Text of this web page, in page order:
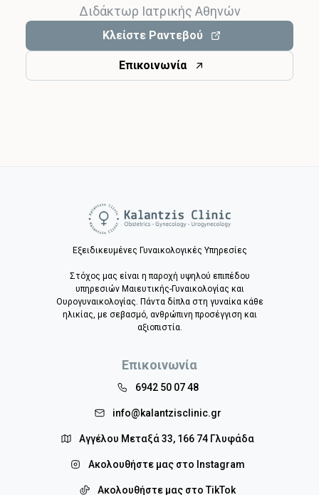
Διδάκτωρ Ιατρικής Αθηνών
Κλείστε Ραντεβού
Επικοινωνία
Εξειδικευμένες Γυναικολογικές Υπηρεσίες
Στόχος μας είναι η παροχή υψηλού επιπέδου
υπηρεσιών Μαιευτικής-Γυναικολογίας και
Ουρογυναικολογίας. Πάντα δίπλα στη γυναίκα κάθε
ηλικίας, με σεβασμό, ανθρώπινη προσέγγιση και
αξιοπιστία.
Επικοινωνία
6942 50 07 48
info@kalantzisclinic.gr
Αγγέλου Μεταξά 33, 166 74 Γλυφάδα
Ακολουθήστε μας στο Instagram
Ακολουθήστε μας στο TikTok